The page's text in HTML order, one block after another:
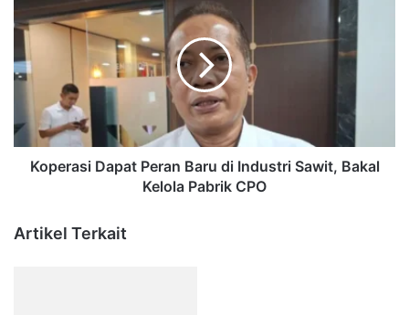
Dapat
Peran
Baru
di
Sawit,
Bakal
Kelola
Pabrik
Koperasi Dapat Peran Baru di Industri Sawit, Bakal
Kelola Pabrik CPO
Artikel Terkait